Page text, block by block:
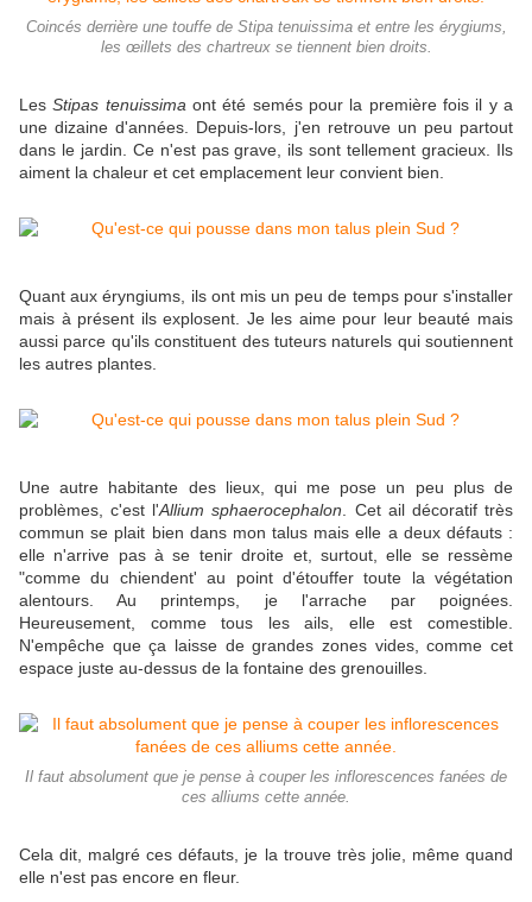
Coincés derrière une touffe de Stipa tenuissima et entre les érygiums,
les œillets des chartreux se tiennent bien droits.
LesStipas tenuissima ont été semés pour la première fois il y a
une dizaine d'années. Depuis-lors, j'en retrouve un peu partout
dans le jardin. Ce n'est pas grave, ils sont tellement gracieux. Ils
aiment la chaleur et cet emplacement leur convient bien.
Quant aux éryngiums, ils ont mis un peu de temps pour s'installer
mais à présent ils explosent. Je les aime pour leur beauté mais
aussi parce qu'ils constituent des tuteurs naturels qui soutiennent
les autres plantes.
Une autre habitante des lieux, qui me pose un peu plus de
problèmes, c'est l'Allium sphaerocephalon . Cet ail décoratif très
commun se plait bien dans mon talus mais elle a deux défauts :
elle n'arrive pas à se tenir droite et, surtout, elle se ressème
"comme du chiendent' au point d'étouffer toute la végétation
alentours. Au printemps, je l'arrache par poignées.
Heureusement, comme tous les ails, elle est comestible.
N'empêche que ça laisse de grandes zones vides, comme cet
espace juste au-dessus de la fontaine des grenouilles.
Il faut absolument que je pense à couper les inflorescences fanées de
ces alliums cette année.
Cela dit, malgré ces défauts, je la trouve très jolie, même quand
elle n'est pas encore en fleur.